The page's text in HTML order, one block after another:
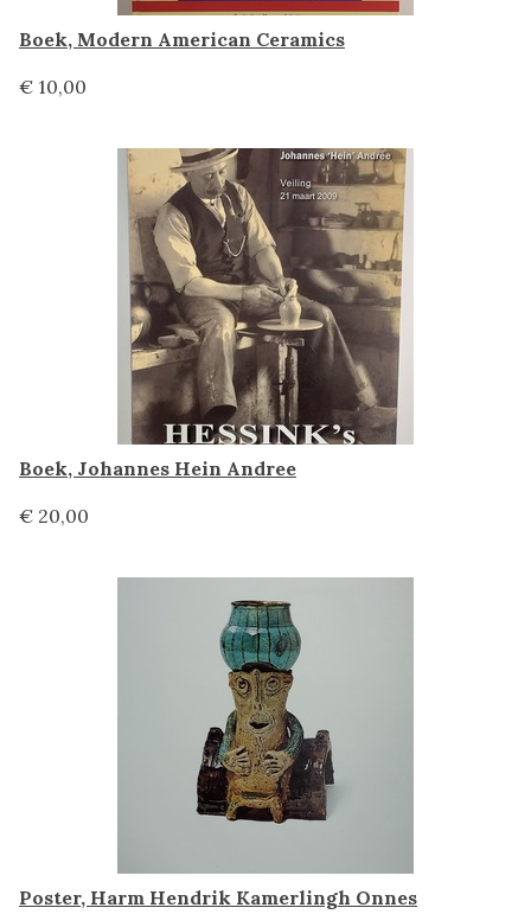
Boek, Modern American Ceramics
€ 10,00
Boek, Johannes Hein Andree
€ 20,00
Poster, Harm Hendrik Kamerlingh Onnes